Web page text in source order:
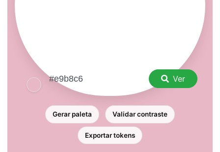
Ver
Gerar paleta Validar contraste
Exportar tokens